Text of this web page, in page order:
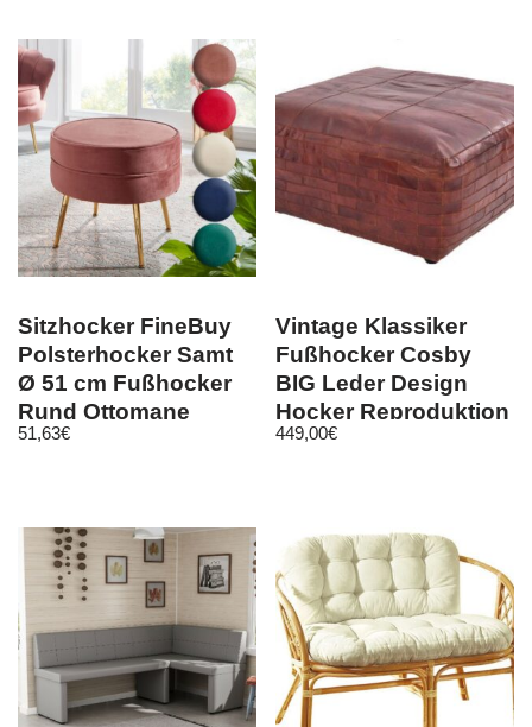
Sitzhocker FineBuy
Polsterhocker Samt
Ø 51 cm Fußhocker
Rund Ottomane
Hocker
51,63€
Vintage Klassiker
Fußhocker Cosby
BIG Leder Design
Hocker Reproduktion
ST-29
449,00€